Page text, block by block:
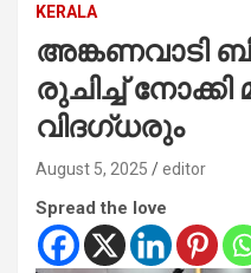
KERALA
അങ്കണവാടി
രുചിച്ച്
വിദഗ്ധരും
August 5, 2025 editor
Spread the love